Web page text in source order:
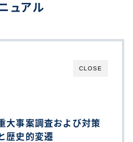
ュアル
CLOSE
大事案調査および対策
歴史的変遷